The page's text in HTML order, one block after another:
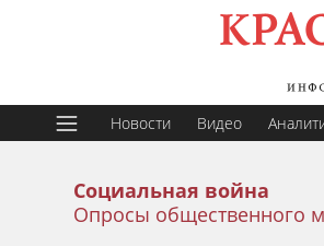
Новости Видео
Социальная война
Опросы общественного